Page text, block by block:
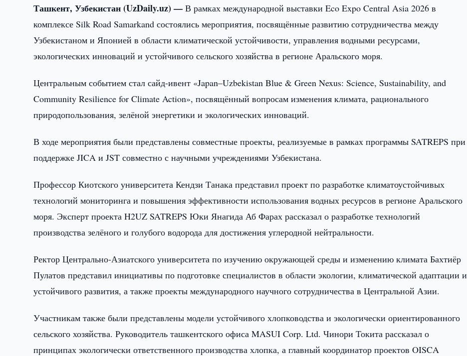
Ташкент, Узбекистан (UzDaily.uz) —В рамках международной выставки Eco Expo Central Asia 2026 в
комплексе Silk Road Samarkand состоялись мероприятия, посвящённые развитию сотрудничества между
Узбекистаном и Японией в области климатической устойчивости, управления водными ресурсами,
экологических инноваций и устойчивого сельского хозяйства в регионе Аральского моря.
Центральным событием стал сайд-ивент «Japan–Uzbekistan Blue & Green Nexus: Science, Sustainability, and
Community Resilience for Climate Action», посвящённый вопросам изменения климата, рационального
природопользования, зелёной энергетики и экологических инноваций.
В ходе мероприятия были представлены совместные проекты, реализуемые в рамках программы SATREPS при
поддержке JICA и JST совместно с научными учреждениями Узбекистана.
Профессор Киотского университета Кендзи Танака представил проект по разработке климатоустойчивых
технологий мониторинга и повышения эффективности использования водных ресурсов в регионе Аральского
моря. Эксперт проекта H2UZ SATREPS Юки Янагида Аб Фарах рассказал о разработке технологий
производства зелёного и голубого водорода для достижения углеродной нейтральности.
Ректор Центрально-Азиатского университета по изучению окружающей среды и изменению климата Бахтиёр
Пулатов представил инициативы по подготовке специалистов в области экологии, климатической адаптации и
устойчивого развития, а также проекты международного научного сотрудничества в Центральной Азии.
Участникам также были представлены модели устойчивого хлопководства и экологически ориентированного
сельского хозяйства. Руководитель ташкентского офиса MASUI Corp. Ltd. Чинори Токита рассказал о
принципах экологически ответственного производства хлопка, а главный координатор проектов OISCA